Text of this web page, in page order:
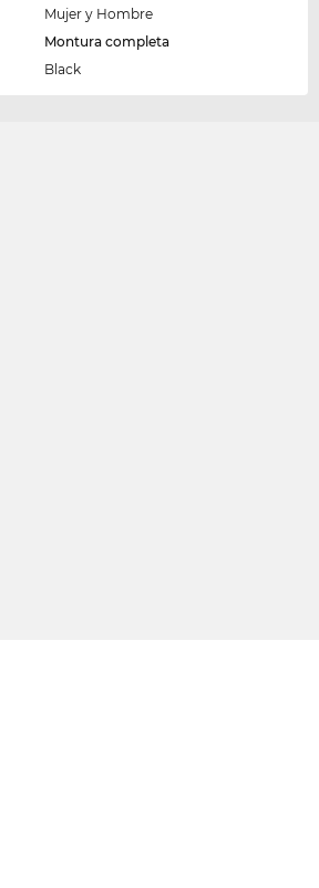
Mujer y Hombre
Montura completa
Black